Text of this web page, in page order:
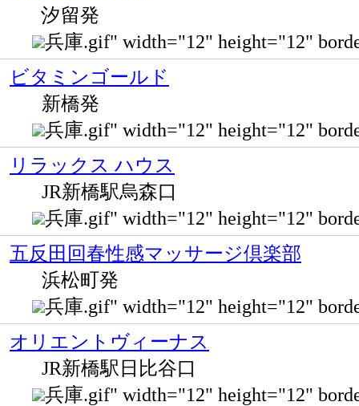
汐留発
兵庫.gif" width="12" height="12"
ビタミンゴールド
新橋発
兵庫.gif" width="12" height="12"
リラックス ハウス
JR新橋駅烏森口
兵庫.gif" width="12" height="12"
五反田回春性感マッサージ倶楽部
浜松町発
兵庫.gif" width="12" height="12"
オリエントヴィーナス
JR新橋駅日比谷口
兵庫.gif" width="12" height="12"